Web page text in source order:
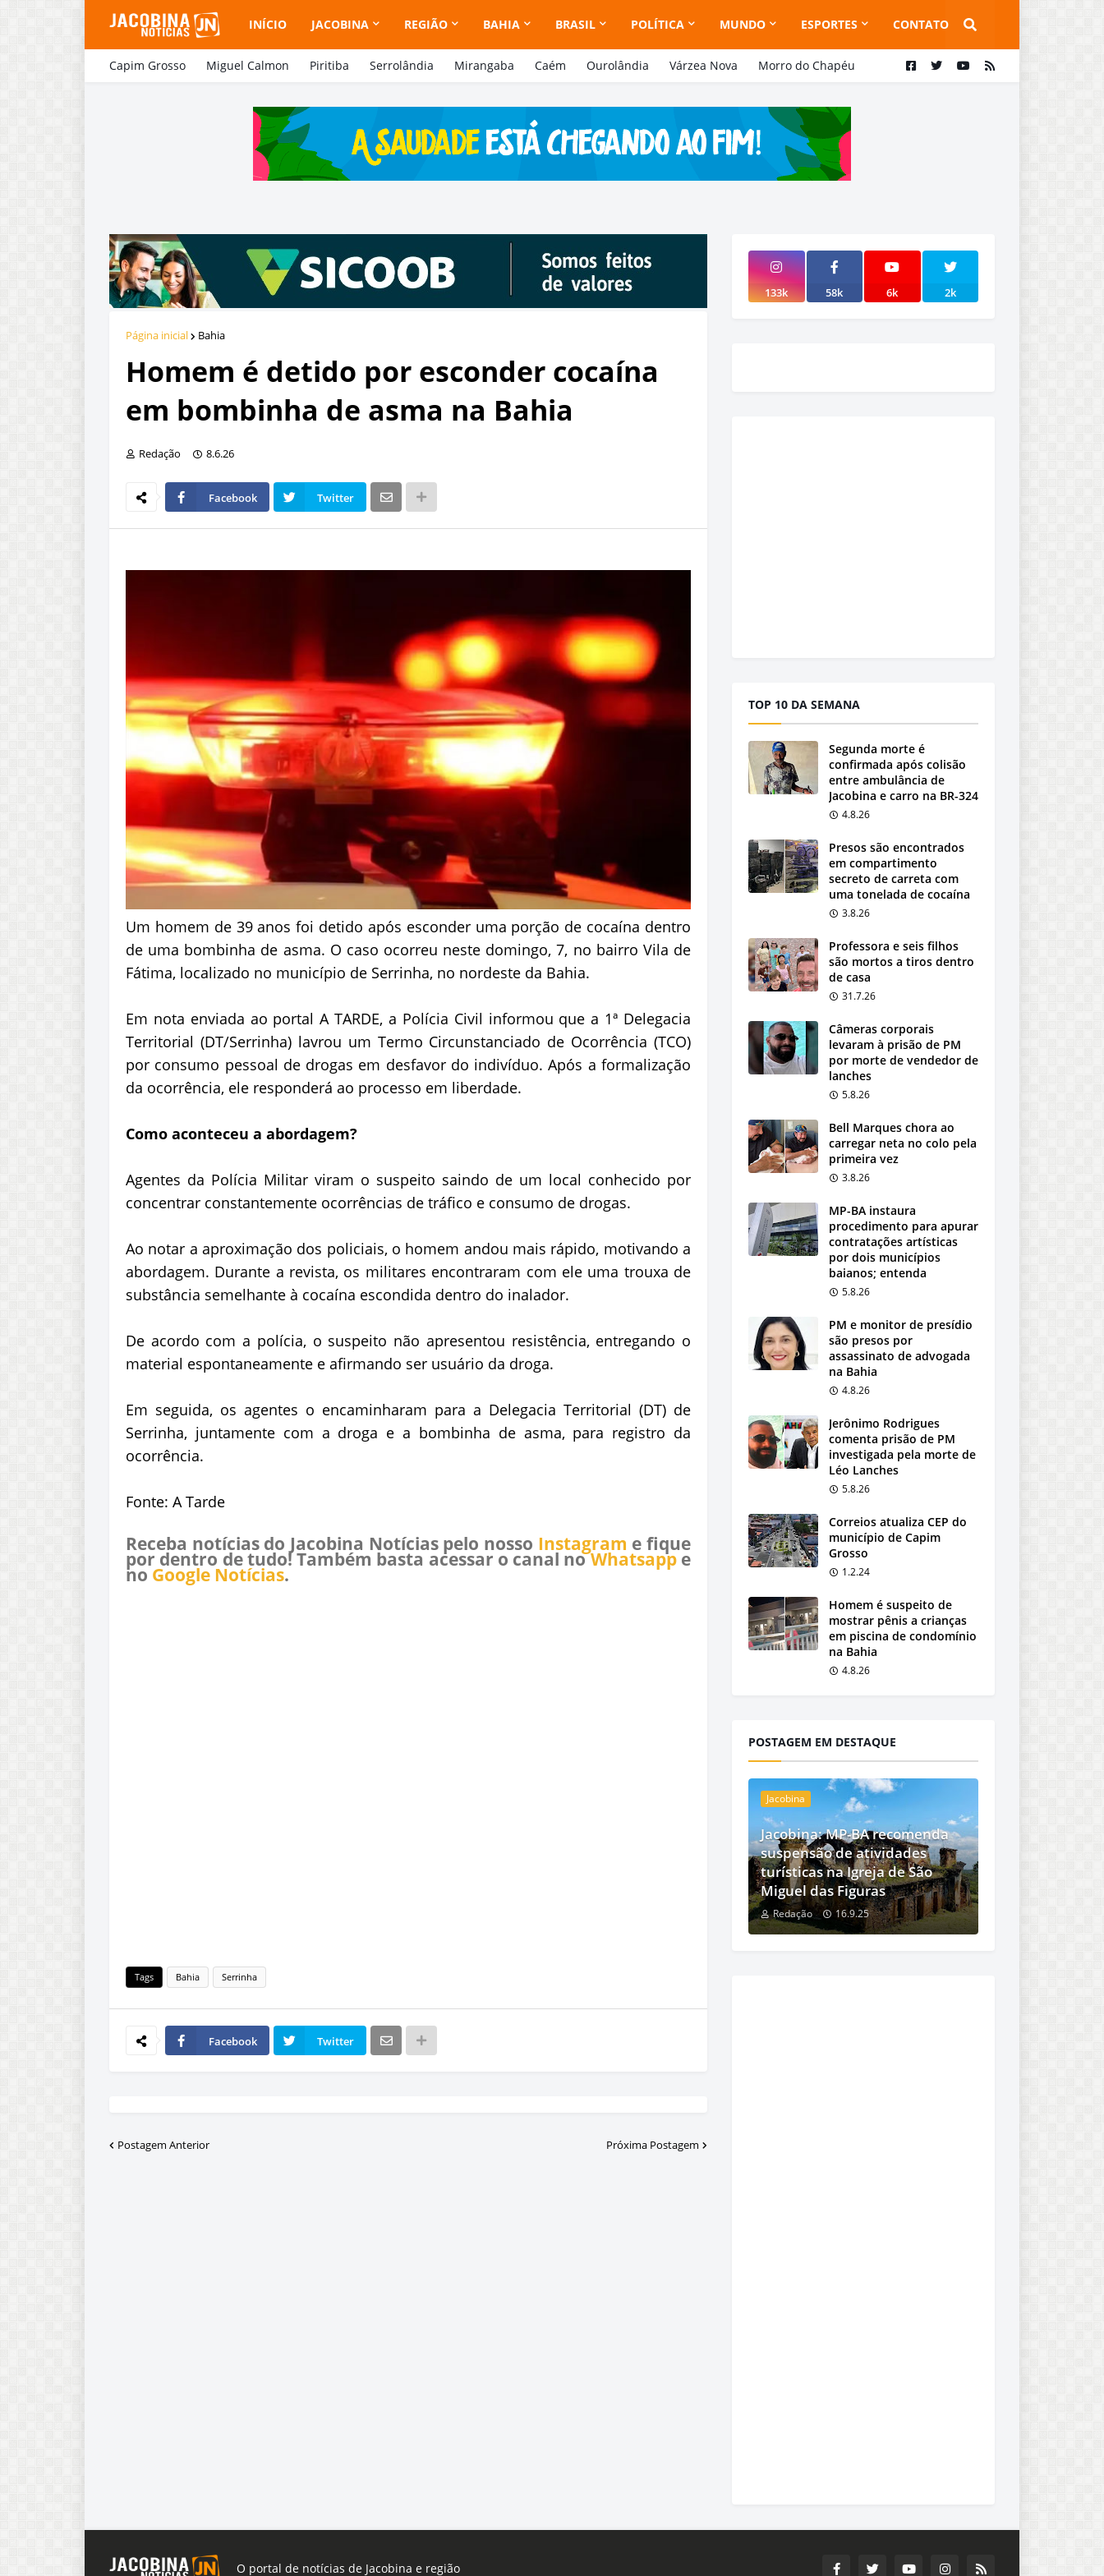
INÍCIO JACOBINA REGIÃO BAHIA BRASIL POLÍTICA MUNDO ESPORTES CONTATO
Capim Grosso Miguel Calmon Piritiba Serrolândia Mirangaba Caém Ourolândia Várzea Nova Morro do Chapéu
Página inicial Bahia
Homem é detido por esconder cocaína
em bombinha de asma na Bahia
Redação 8.6.26
Facebook Twitter
Um homem de 39 anos foi detido após esconder uma porção de cocaína dentro
de uma bombinha de asma. O caso ocorreu neste domingo, 7, no bairro Vila de
Fátima, localizado no município de Serrinha, no nordeste da Bahia.
Em nota enviada ao portal A TARDE, a Polícia Civil informou que a 1ª Delegacia
Territorial (DT/Serrinha) lavrou um Termo Circunstanciado de Ocorrência (TCO)
por consumo pessoal de drogas em desfavor do indivíduo. Após a formalização
da ocorrência, ele responderá ao processo em liberdade.
Como aconteceu a abordagem?
Agentes da Polícia Militar viram o suspeito saindo de um local conhecido por
concentrar constantemente ocorrências de tráfico e consumo de drogas.
Ao notar a aproximação dos policiais, o homem andou mais rápido, motivando a
abordagem. Durante a revista, os militares encontraram com ele uma trouxa de
substância semelhante à cocaína escondida dentro do inalador.
De acordo com a polícia, o suspeito não apresentou resistência, entregando o
material espontaneamente e afirmando ser usuário da droga.
Em seguida, os agentes o encaminharam para a Delegacia Territorial (DT) de
Serrinha, juntamente com a droga e a bombinha de asma, para registro da
ocorrência.
Fonte: A Tarde
Receba notícias do Jacobina Notícias pelo nosso Instagram e fique
por dentro de tudo! Também basta acessar o canal noWhatsappe
no Google Notícias.
Tags Bahia Serrinha
Facebook Twitter
Postagem Anterior Próxima Postagem
133k 58k 6k 2k
TOP 10 DA SEMANA
Segunda morte é
confirmada após colisão
entre ambulância de
Jacobina e carro na BR-324
4.8.26
Presos são encontrados
em compartimento
secreto de carreta com
uma tonelada de cocaína
3.8.26
Professora e seis filhos
são mortos a tiros dentro
de casa
31.7.26
Câmeras corporais
levaram à prisão de PM
por morte de vendedor de
lanches
5.8.26
Bell Marques chora ao
carregar neta no colo pela
primeira vez
3.8.26
MP-BA instaura
procedimento para apurar
contratações artísticas
por dois municípios
baianos; entenda
5.8.26
PM e monitor de presídio
são presos por
assassinato de advogada
na Bahia
4.8.26
Jerônimo Rodrigues
comenta prisão de PM
investigada pela morte de
Léo Lanches
5.8.26
Correios atualiza CEP do
município de Capim
Grosso
1.2.24
Homem é suspeito de
mostrar pênis a crianças
em piscina de condomínio
na Bahia
4.8.26
POSTAGEM EM DESTAQUE
Jacobina
Jacobina: MP-BA recomenda
suspensão de atividades
turísticas na Igreja de São
Miguel das Figuras
Redação 16.9.25
O portal de notícias de Jacobina e região